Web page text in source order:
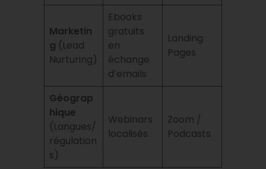
Marketin
g (Lead
Nurturing)
Ebooks
gratuits
en
échange
d’emails
Landing
Pages
Géograp
hique
(Langues/
régulation
s)
Webinars
localisés
Zoom /
Podcasts